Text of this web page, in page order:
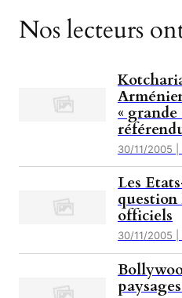
Nos lecteurs
«
30/11/2005
Les
question
officiels
30/11/2005